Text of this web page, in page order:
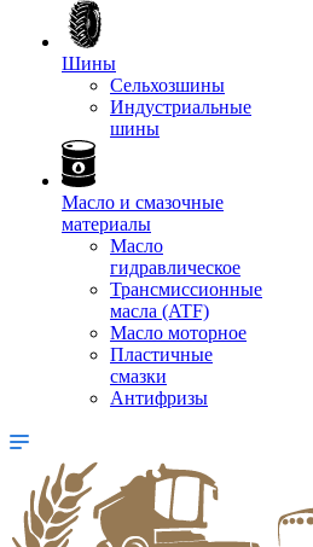
Шины
Сельхозшины
Индустриальные
шины
Масло и смазочные
материалы
Масло
гидравлическое
Трансмиссионные
масла (ATF)
Масло моторное
Пластичные
смазки
Антифризы